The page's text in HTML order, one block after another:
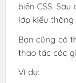
biến CSS.
lớp kiểu
Bạn cũng có
thao tác các
Ví dụ: